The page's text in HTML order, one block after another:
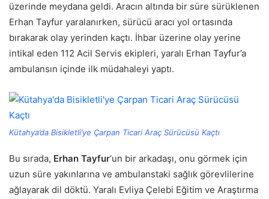
üzerinde meydana geldi. Aracın altında bir süre sürüklenen
Erhan Tayfur yaralanırken, sürücü aracı yol ortasında
bırakarak olay yerinden kaçtı. İhbar üzerine olay yerine
intikal eden 112 Acil Servis ekipleri, yaralı Erhan Tayfur’a
ambulansın içinde ilk müdahaleyi yaptı.
Kütahya’da Bisikletli’ye Çarpan Ticari Araç Sürücüsü Kaçtı
Bu sırada, Erhan Tayfur‘un bir arkadaşı, onu görmek için
uzun süre yakınlarına ve ambulanstaki sağlık görevlilerine
ağlayarak dil döktü. Yaralı Evliya Çelebi Eğitim ve Araştırma